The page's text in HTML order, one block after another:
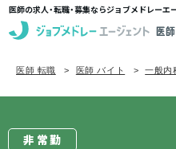
医師の求人・転職・募集ならジョブメドレーエ
求人を探す
医師 転職 医師 バイト 一般内
非常勤